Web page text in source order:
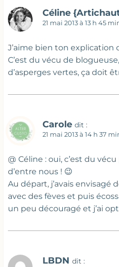
Céline
21 mai 2013 à 13 h 45
J’aime bien ton explication
C’est du vécu de
d’asperges vertes, ça doit
Carole dit :
21 mai 2013 à 14 h 37
@ Céline : oui, c’est du
d’entre nous ! 😉
Au départ, j’avais envisagé
avec des fèves et puis
un peu découragé et j’ai
LBDN dit :